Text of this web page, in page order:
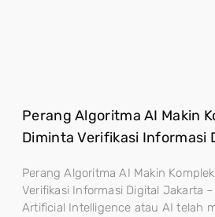
Perang Algoritma AI Makin
Diminta Verifikasi Informasi
Perang Algoritma AI Makin
Verifikasi Informasi Digital Jakarta
Artificial Intelligence atau AI telah